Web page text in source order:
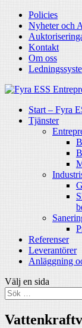
Policies
Nyheter och
Kontakt
Om oss
Start – Fyra
Tjänster
Referenser
Leverantörer
Anläggning
Välj en sida